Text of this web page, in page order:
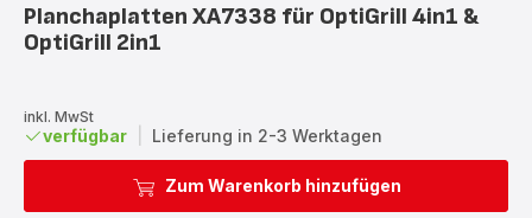
Planchaplatten XA7338 für OptiGrill 4in1 &
OptiGrill 2in1
inkl. MwSt
verfügbar Lieferung in 2-3 Werktagen
Zum Warenkorb hinzufügen